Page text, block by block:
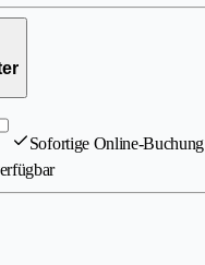
Sofortige Online-Buchung